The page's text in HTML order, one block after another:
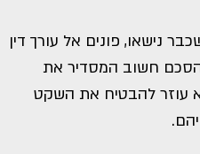
נישאו, פונים אל עורך דין
חשוב המסדיר את
עוזר להבטיח את השקט